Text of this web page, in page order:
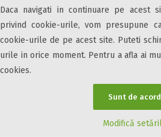
Daca navigati in continuare pe acest
privind cookie-urile, vom presupune
cookie-urile de pe acest site. Puteti
urile in orice moment. Pentru a afla ai
cookies.
Sunt de acord
Modifică
Demipensiune
Mic dejun
Accepta animale
Accepta voucher vacanta
Acces persoane cu dizabilități
Obiective turistice Informații utile